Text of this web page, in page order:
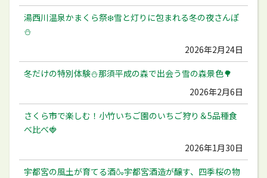
湯西川温泉かまくら祭❄️雪と灯りに包まれる冬の夜さんぽ
⛄️
2026年2月24日
冬だけの特別体験⛄️那須平成の森で出会う雪の森景色🌳
2026年2月6日
さくら市で楽しむ！小竹いちご園のいちご狩り＆5品種食
べ比べ🍓
2026年1月30日
宇都宮の風土が育てる酒🍶宇都宮酒造が醸す、四季桜の物